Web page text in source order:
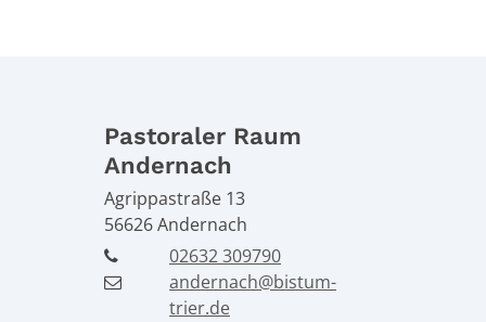
Pastoraler Raum
Andernach
Agrippastraße 13
56626Andernach
02632 309790
andernach@bistum-
trier.de